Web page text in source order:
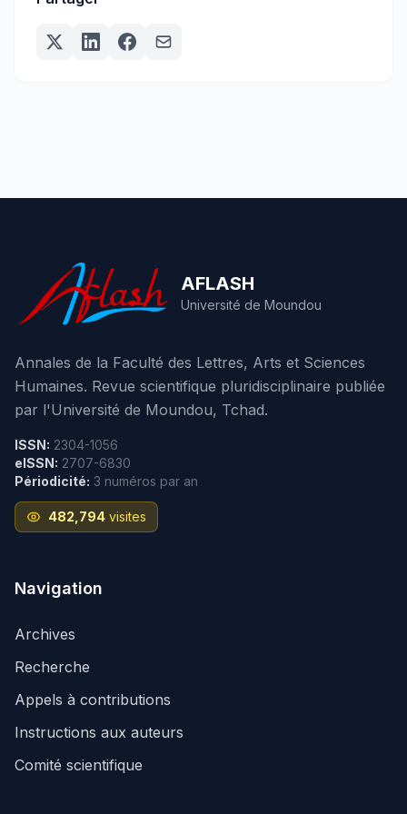
AFLASH
Université de Moundou
Annales de la Faculté des Lettres, Arts et Sciences
Humaines. Revue scientifique pluridisciplinaire publiée
par l'Université de Moundou, Tchad.
ISSN: 2304-1056
eISSN: 2707-6830
Périodicité: 3 numéros par an
482,794 visites
Navigation
Archives
Recherche
Appels à contributions
Instructions aux auteurs
Comité scientifique